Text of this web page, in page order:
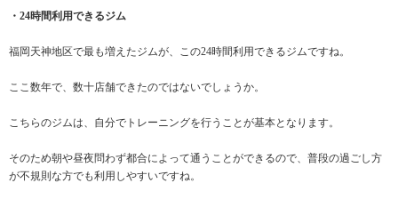
・24時間利用できるジム
福岡天神地区で最も増えたジムが、この24時間利用できるジムですね。
ここ数年で、数十店舗できたのではないでしょうか。
こちらのジムは、自分でトレーニングを行うことが基本となります。
そのため朝や昼夜問わず都合によって通うことができるので、普段の過ごし方
が不規則な方でも利用しやすいですね。